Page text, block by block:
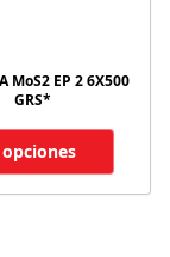
MoS2 EP 2 6X500
GRS*